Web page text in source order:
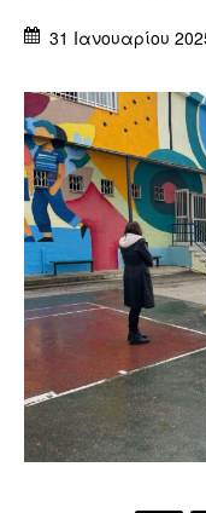
31 Ιανουαρίου